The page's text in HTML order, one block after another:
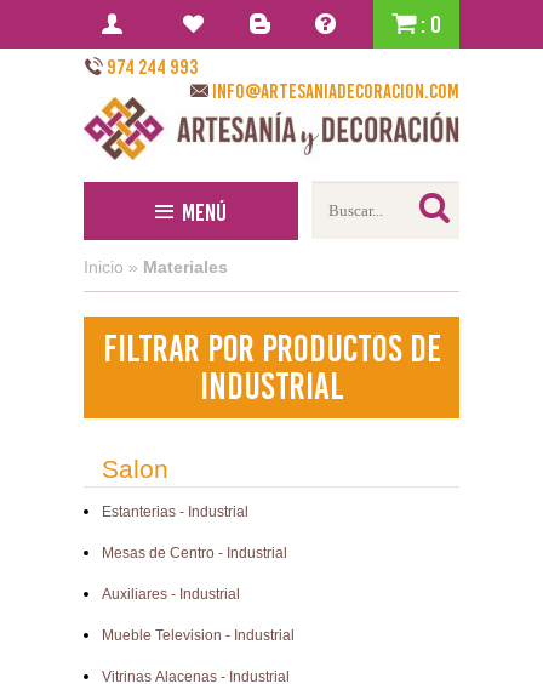
: 0
974 244 993
info@artesaniadecoracion.com
Menú
Inicio » Materiales
Filtrar por Productos de
industrial
Salon
Estanterias - Industrial
Mesas de Centro - Industrial
Auxiliares - Industrial
Mueble Television - Industrial
Vitrinas Alacenas - Industrial